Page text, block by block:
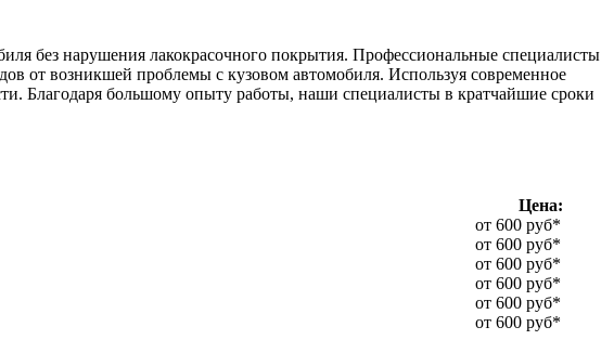
без нарушения лакокрасочного покрытия. Профессиональные специалисты
от возникшей проблемы с кузовом автомобиля. Используя современное
Благодаря большому опыту работы, наши специалисты в кратчайшие сроки
Цена:
от 600 руб*
от 600 руб*
от 600 руб*
от 600 руб*
от 600 руб*
от 600 руб*